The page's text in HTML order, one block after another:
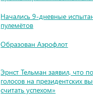
Начались 9-дневные
пулемётов
Образован Аэрофлот
Эрнст Тельман заявил, что
голосов на президентских
считать успехом»